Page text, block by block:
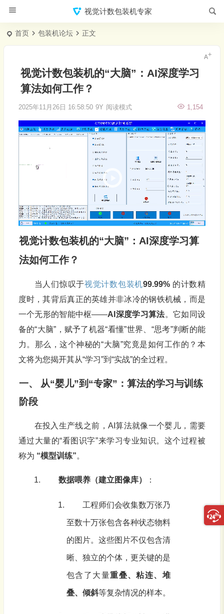
视觉计数包装机专家
首页 包装机论坛 正文
视觉计数包装机的“大脑”：AI深度学习
算法如何工作？
2025年11月26日 16:58:50 9Y 1,154
阅读模式
视
视觉计数包装机的“大脑”：AI深度学习算
法如何工作？
当人们惊叹于视觉计数包装机99.99% 的计数精
度时，其背后真正的英雄并非冰冷的钢铁机械，而是
一个无形的智能中枢——AI深度学习算法。它如同设
备的“大脑”，赋予了机器“看懂”世界、“思考”判断的能
力。那么，这个神秘的“大脑”究竟是如何工作的？本
文将为您揭开其从“学习”到“实战”的全过程。
一、 从“婴儿”到“专家”：算法的学习与训练
阶段
在投入生产线之前，AI算法就像一个婴儿，需要
通过大量的“看图识字”来学习专业知识。这个过程被
称为 “模型训练”。
数据喂养（建立图像库） ：
工程师们会收集数万张乃
至数十万张包含各种状态物料
的图片。这些图片不仅包含清
晰、独立的个体，更关键的是
包含了大量重叠、粘连、堆
叠、倾斜等复杂情况的样本。